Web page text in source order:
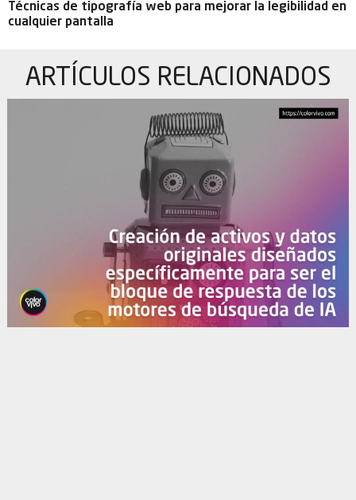
Técnicas de tipografía web para mejorar la legibilidad en
cualquier pantalla
ARTÍCULOS RELACIONADOS